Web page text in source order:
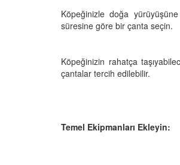
Köpeğinizle doğa
süresine göre bir çanta seçin.
Köpeğinizin rahatça
çantalar tercih edilebilir.
Temel Ekipmanları Ekleyin:
Boş Duvara